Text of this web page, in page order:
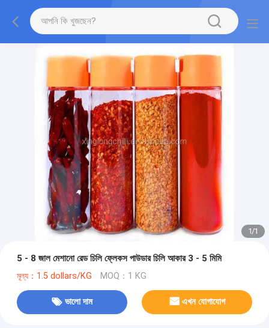
1/1
5 - 8 জাল মেশানো রেড চিলি ফ্লেকস পাউডার চিলি আকার 3 - 5 মিমি
মূল্য：1.5 dollars/KG MOQ：1 KG
ভালো দাম এখন যোগাযোগ